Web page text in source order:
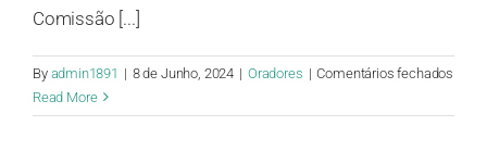
Comissão [...]
By admin1891 | 8 de Junho, 2024 | Oradores | Comentários fechados
quem
Read More